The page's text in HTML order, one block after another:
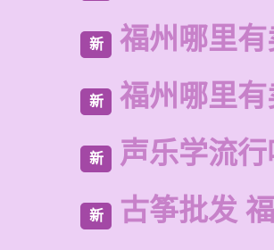
新 福州哪里
新 福州哪里
新 声乐学流
新 古筝批发